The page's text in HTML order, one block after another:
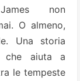
non
O almeno,
Una storia
che aiuta a
le tempeste